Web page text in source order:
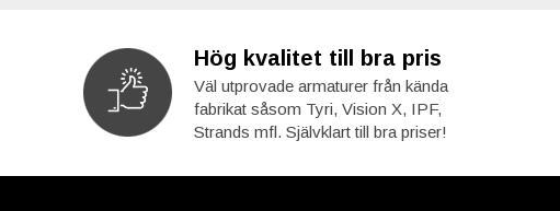
Hög kvalitet till bra pris
Väl utprovade armaturer från kända
fabrikat såsom Tyri, Vision X, IPF,
Strands mfl. Självklart till bra priser!